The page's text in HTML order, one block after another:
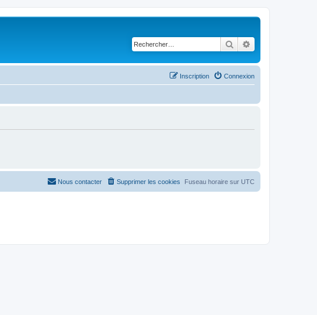
Rechercher
Connexion
Inscription
Fuseau horaire sur UTC
Supprimer les cookies
Nous contacter